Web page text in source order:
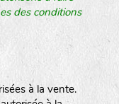
des conditions
à la vente.